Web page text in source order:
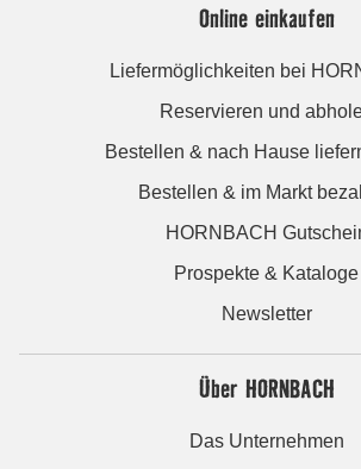
Online einkaufen
Liefermöglichkeiten bei
Reservieren und
Bestellen & nach Hause
Bestellen & im Markt
HORNBACH
Prospekte & Kataloge
Newsletter
Über HORNBACH
Das Unternehmen